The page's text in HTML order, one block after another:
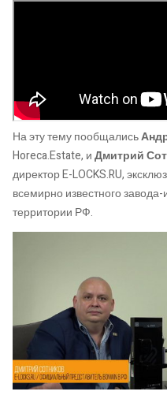
На эту тему пообщались
Horeca.Estate, иДмитрий
директор E-LOCKS.RU,
всемирно известного завода-
территории РФ.